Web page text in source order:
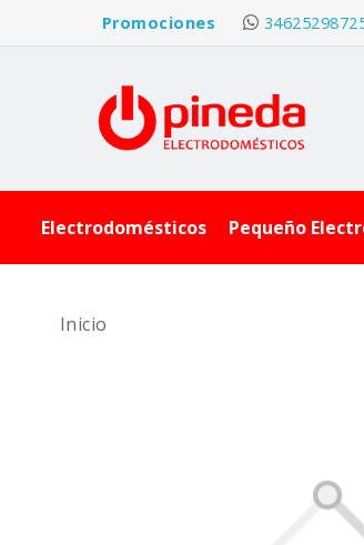
Promociones
Electrodomésticos Pequeño
Inicio